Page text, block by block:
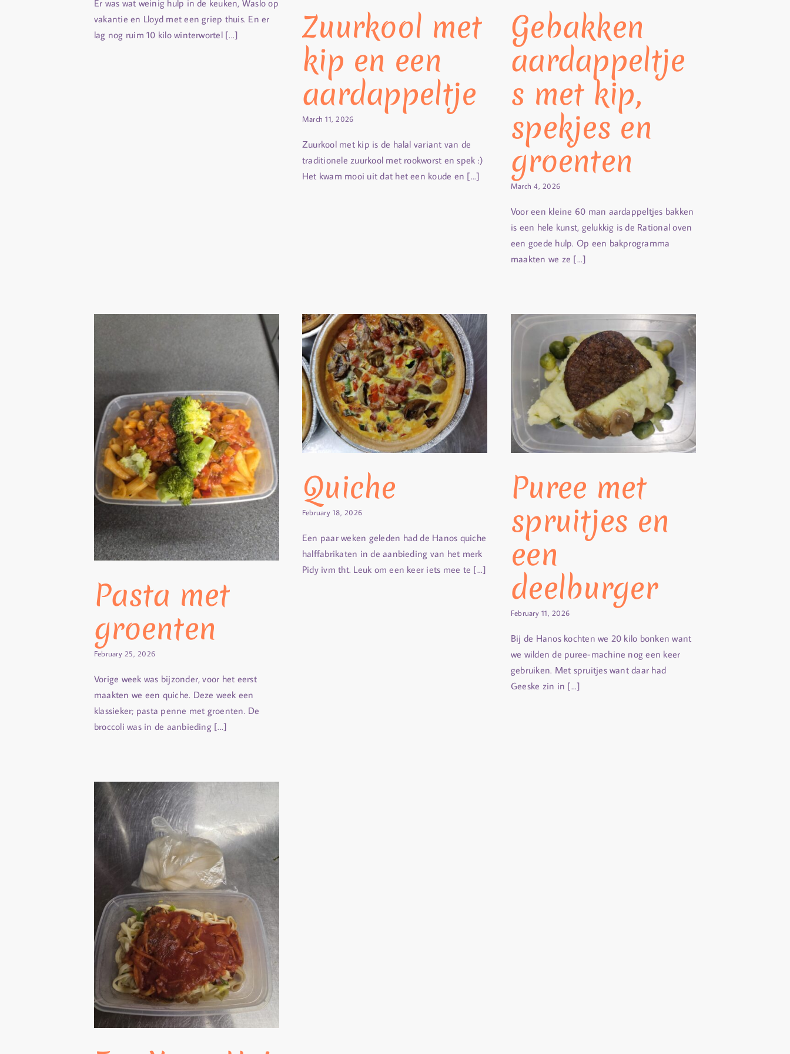
Er was wat weinig hulp in de keuken, Waslo op
vakantie en Lloyd met een griep thuis. En er
lag nog ruim 10 kilo winterwortel [...]
Zuurkool met
kip en een
aardappeltje
March 11, 2026
Zuurkool met kip is de halal variant van de
traditionele zuurkool met rookworst en spek :)
Het kwam mooi uit dat het een koude en [...]
Gebakken
aardappeltje
s met kip,
spekjes en
groenten
March 4, 2026
Voor een kleine 60 man aardappeltjes bakken
is een hele kunst, gelukkig is de Rational oven
een goede hulp. Op een bakprogramma
maakten we ze [...]
Pasta met
groenten
February 25, 2026
Vorige week was bijzonder, voor het eerst
maakten we een quiche. Deze week een
klassieker; pasta penne met groenten. De
broccoli was in de aanbieding [...]
Quiche
February 18, 2026
Een paar weken geleden had de Hanos quiche
halffabrikaten in de aanbieding van het merk
Pidy ivm tht. Leuk om een keer iets mee te [...]
Puree met
spruitjes en
een
deelburger
February 11, 2026
Bij de Hanos kochten we 20 kilo bonken want
we wilden de puree-machine nog een keer
gebruiken. Met spruitjes want daar had
Geeske zin in [...]